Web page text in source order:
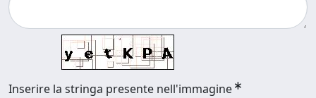
Inserire la stringa presente nell'immagine